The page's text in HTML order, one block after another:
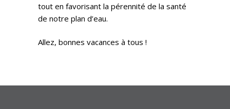
tout en favorisant la pérennité de la santé
de notre plan d’eau.
Allez, bonnes vacances à tous !